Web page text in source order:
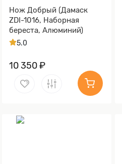
Нож Добрый (Дамаск
ZDI-1016, Наборная
береста, Алюминий)
5.0
10 350 ₽